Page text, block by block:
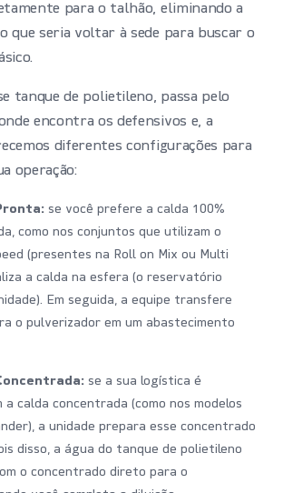
para o talhão, eliminando a
que seria voltar à sede para buscar o
tanque de polietileno, passa pelo
encontra os defensivos e, a
diferentes configurações para
operação:
se você prefere a calda 100%
como nos conjuntos que utilizam o
(presentes na Roll on Mix ou Multi
a calda na esfera (o reservatório
Em seguida, a equipe transfere
o pulverizador em um abastecimento
se a sua logística é
a calda concentrada (como nos modelos
a unidade prepara esse concentrado
disso, a água do tanque de polietileno
o concentrado direto para o